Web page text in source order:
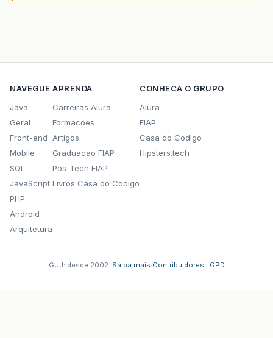
NAVEGUE
Java
Geral
Front-end
Mobile
SQL
JavaScript
PHP
Android
Arquitetura
APRENDA
Carreiras Alura
Formacoes
Artigos
Graduacao FIAP
Pos-Tech FIAP
Livros Casa do Codigo
CONHECA O GRUPO
Alura
FIAP
Casa do Codigo
Hipsters.tech
GUJ: desde 2002. Saiba mais Contribuidores LGPD